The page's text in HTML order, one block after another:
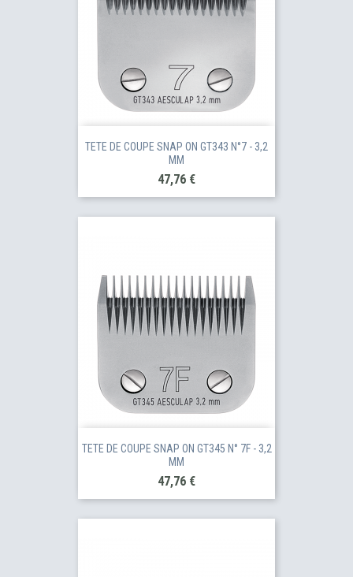
TETE DE COUPE SNAP ON GT343 N°7 - 3,2
MM
Prix
47,76 €
TETE DE COUPE SNAP ON GT345 N° 7F - 3,2
MM
Prix
47,76 €